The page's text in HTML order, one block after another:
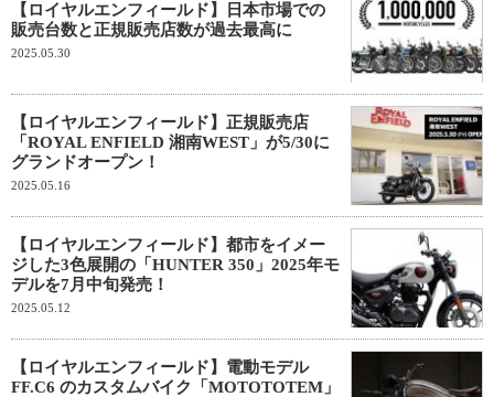
【ロイヤルエンフィールド】日本市場での
販売台数と正規販売店数が過去最高に
2025.05.30
【ロイヤルエンフィールド】正規販売店
「ROYAL ENFIELD 湘南WEST」が5/30に
グランドオープン！
2025.05.16
【ロイヤルエンフィールド】都市をイメー
ジした3色展開の「HUNTER 350」2025年モ
デルを7月中旬発売！
2025.05.12
【ロイヤルエンフィールド】電動モデル
FF.C6 のカスタムバイク「MOTOTOTEM」